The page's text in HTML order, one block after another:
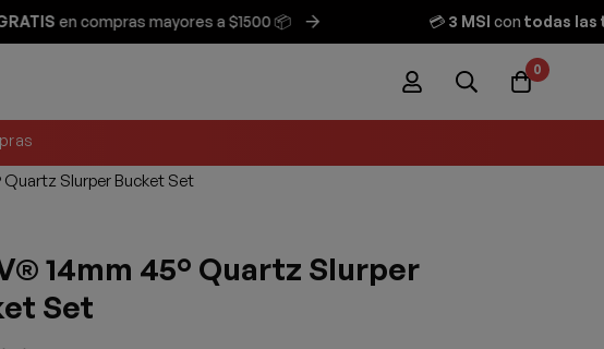
en compras mayores a $1500 📦 3 MSI con todas las
0
Quartz Slurper Bucket Set
14mm 45° Quartz Slurper
Set